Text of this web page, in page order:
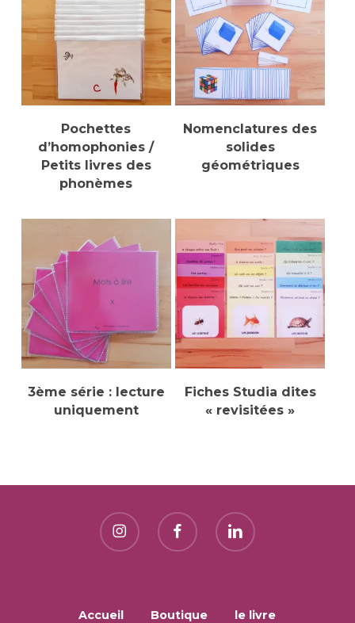
Ajouter Au Panier
Pochettes
d’homophonies /
Petits livres des
phonèmes
Ajouter Au Panier
Nomenclatures des
solides
géométriques
Sélectionner Des
Options
3ème série : lecture
uniquement
Ajouter Au Panier
Fiches Studia dites
« revisitées »
Accueil Boutique le livre